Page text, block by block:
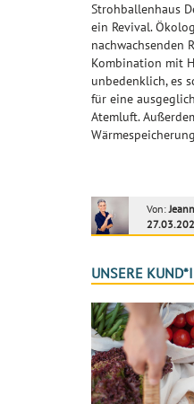
Strohballenhaus
ein Revival.
nachwachsenden
Kombination mit
unbedenklich, es
für eine
Atemluft.
Von:
UNSERE